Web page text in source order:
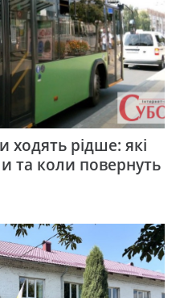
ходять рідше: які
та коли повернуть